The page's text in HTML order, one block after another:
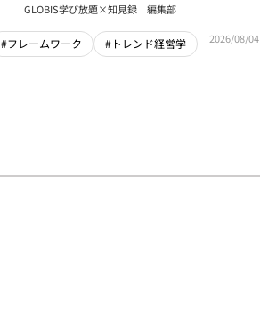
GLOBIS学び放題×知見録 編集部
#フレームワーク #トレンド経営学 2026/08/04